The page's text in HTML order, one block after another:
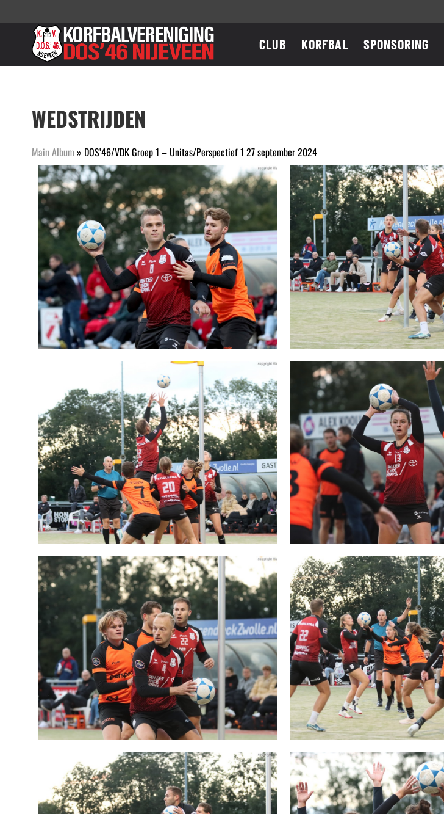
naar
CLUB KORFBAL SPONSORING
WEDSTRIJDEN
Main Album » DOS’46/VDK Groep 1 – Unitas/Perspectief 1 27 september 2024